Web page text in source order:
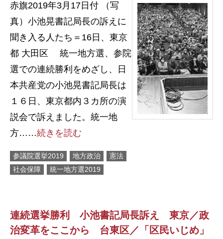
赤旗2019年3月17日付 （写
真）小池晃書記局長の訴えに
聞き入る人たち＝16日、東京
都 大田区 統一地方選、参院
選での連続勝利をめざし、日
本共産党の小池晃書記局長は
１６日、東京都内３カ所の演
説会で訴えました。統一地
方……続きを読む
参議院選挙2019 地方政治
憲法
社会保障
統一地方選2019
連続選挙勝利 小池書記局長訴え 東京／政
治変革をここから 台東区／「区民いじめ」